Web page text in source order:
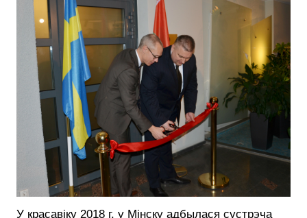
У красавіку 2018 г. у Мінску адбылася сустрэча